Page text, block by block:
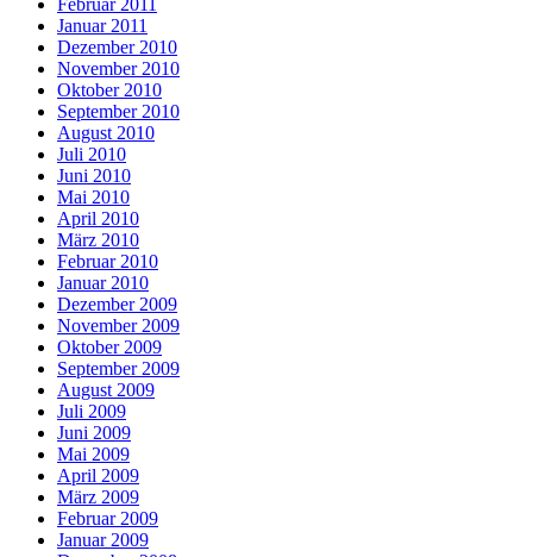
Januar 2011
Dezember 2010
November 2010
Oktober 2010
September 2010
August 2010
Juli 2010
Juni 2010
Mai 2010
April 2010
März 2010
Februar 2010
Januar 2010
Dezember 2009
November 2009
Oktober 2009
September 2009
August 2009
Juli 2009
Juni 2009
Mai 2009
April 2009
März 2009
Februar 2009
Januar 2009